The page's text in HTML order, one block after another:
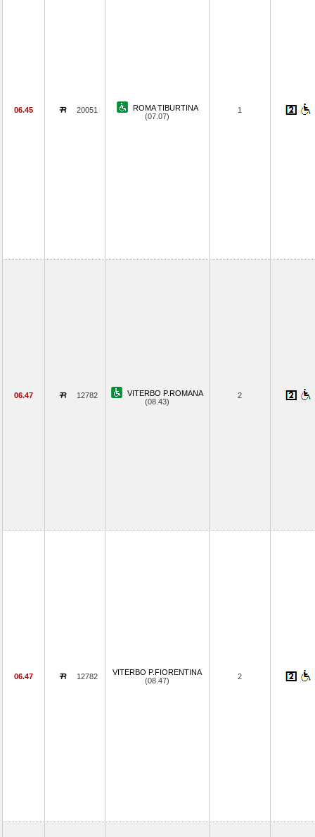
06.45 20051
ROMA TIBURTINA
(07.07)
1
06.47 12782
VITERBO P.ROMANA
(08.43)
2
06.47 12782
VITERBO P.FIORENTINA
(08.47)
2